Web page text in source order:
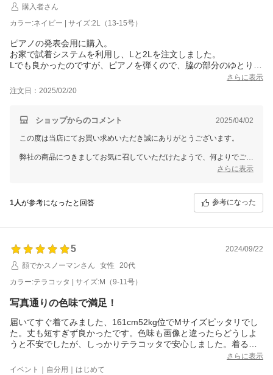
購入者さん
カラー:ネイビー | サイズ:2L（13-15号）
ピアノの発表会用に購入。
お家で試着システムを利用し、Lと2Lを注文しました。
Lでも良かったのですが、ピアノを弾くので、脇の部分のゆとりが
丈は166センチで、くるぶしから10センチくらい上で丁度良かっ
さらに表示
注文日：2025/02/20
ショップからのコメント 2025/04/02
この度は当店にてお買い求めいただき誠にありがとうございます。
弊社の商品につきましてお気に召していただけたようで、何よりでござ
繋げていきたく思っております。
す。
さらに表示
1人が参考になったと回答 参考になった
5
2024/09/22
顔でかスノーマンさん
女性
20代
カラー:テラコッタ | サイズ:M（9-11号）
写真通りの色味で満足！
届いてすぐ着てみました、161cm52kg位でMサイズピッタリでし
た。丈も短すぎず良かったです。色味も画像と違ったらどうしよ
うと不安でしたが、しっかりテラコッタで安心しました。着る日
さらに表示
イベント｜自分用｜はじめて